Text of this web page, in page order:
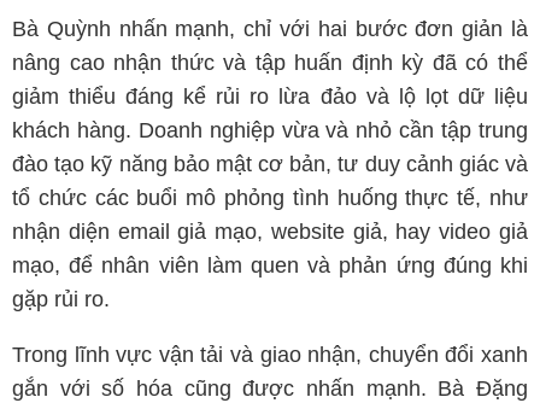
Bà Quỳnh nhấn mạnh, chỉ với hai bước đơn giản là
nâng cao nhận thức và tập huấn định kỳ đã có thể
giảm thiểu đáng kể rủi ro lừa đảo và lộ lọt dữ liệu
khách hàng. Doanh nghiệp vừa và nhỏ cần tập trung
đào tạo kỹ năng bảo mật cơ bản, tư duy cảnh giác và
tổ chức các buổi mô phỏng tình huống thực tế, như
nhận diện email giả mạo, website giả, hay video giả
mạo, để nhân viên làm quen và phản ứng đúng khi
gặp rủi ro.
Trong lĩnh vực vận tải và giao nhận, chuyển đổi xanh
gắn với số hóa cũng được nhấn mạnh. Bà Đặng